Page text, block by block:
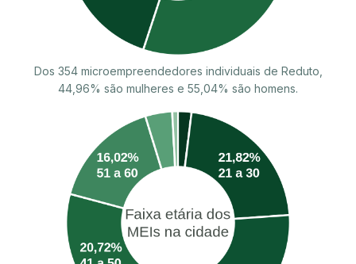
Dos 354 microempreendedores individuais de Reduto,
44,96% são mulheres e 55,04% são homens.